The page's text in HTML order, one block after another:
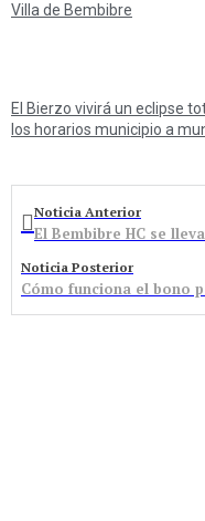
Villa de Bembibre
El Bierzo vivirá un eclipse
los horarios municipio a
Noticia Anterior
Noticia Posterior